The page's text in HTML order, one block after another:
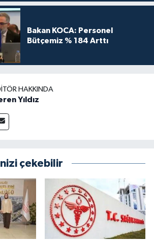
Bakan KOCA: Personel
Bütçemiz % 184 Arttı
HAKKINDA
Yıldız
çekebilir